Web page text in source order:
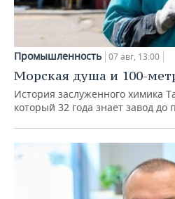
Промышленность 07 авг, 13:00
Морская душа и 100-
История заслуженного химика
который 32 года знает завод до